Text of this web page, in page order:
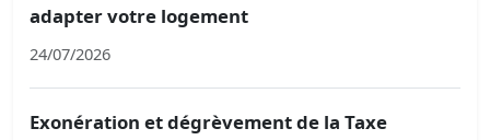
adapter votre logement
24/07/2026
Exonération et dégrèvement de la Taxe